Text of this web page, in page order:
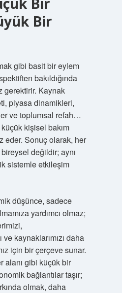
Bir
gibi basit bir eylem
bakıldığında
gerektirir. Kaynak
piyasa dinamikleri,
ve toplumsal refah…
kişisel bakım
eder. Sonuç olarak, her
değildir; aynı
sistemle etkileşim
düşünce, sadece
yardımcı olmaz;
ve kaynaklarımızı daha
için bir çerçeve sunar.
alanı gibi küçük bir
bağlantılar taşır;
olmak, daha